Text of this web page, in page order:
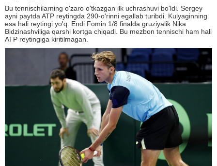
Bu tennischilarning o'zaro o'tkazgan ilk uchrashuvi bo'ldi. Sergey
ayni paytda ATP reytingda 290-o'rinni egallab turibdi. Kulyaginning
esa hali reytingi yo'q. Endi Fomin 1/8 finalda gruziyalik Nika
Bidzinashviliga qarshi kortga chiqadi. Bu mezbon tennischi ham hali
ATP reytingiga kiritilmagan.